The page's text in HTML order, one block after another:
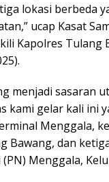
lokasi berbeda
ucap Kasat
Kapolres Tulang
menjadi sasaran
kami gelar kali ini
Menggala,
Bawang, dan
Menggala,